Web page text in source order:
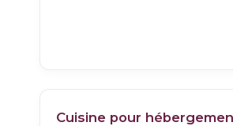
Cuisine pour